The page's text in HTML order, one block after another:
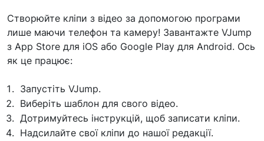
Створюйте кліпи з відео за допомогою програми
лише маючи телефон та камеру! Завантажте VJump
з App Store для iOS або Google Play для Android. Ось
як це працює:
Запустіть VJump.
Виберіть шаблон для свого відео.
Дотримуйтесь інструкцій, щоб записати кліпи.
Надсилайте свої кліпи до нашої редакції.